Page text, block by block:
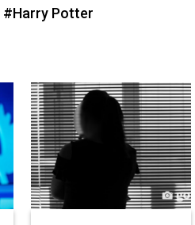
#Harry Potter